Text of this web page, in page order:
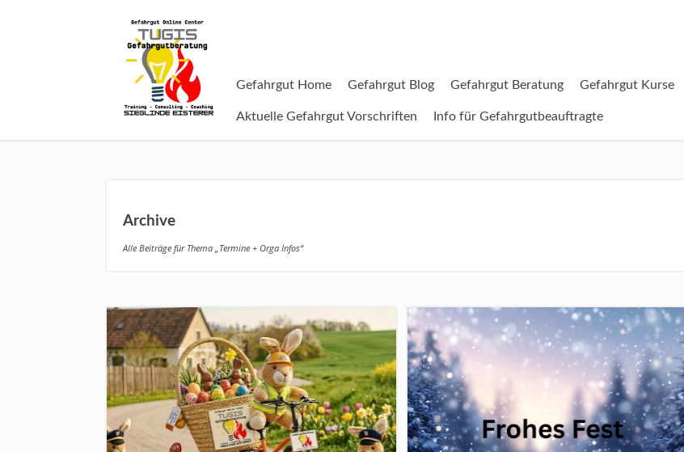
Gefahrgut Home Gefahrgut Blog Gefahrgut Beratung Gefahrgut Kurse
Aktuelle Gefahrgut Vorschriften Info für Gefahrgutbeauftragte
Archive
Alle Beiträge für Thema „Termine + Orga Infos“